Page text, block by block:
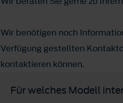
Wir benötigen noch
Verfügung gestellten
kontaktieren können.
Für welches Modell